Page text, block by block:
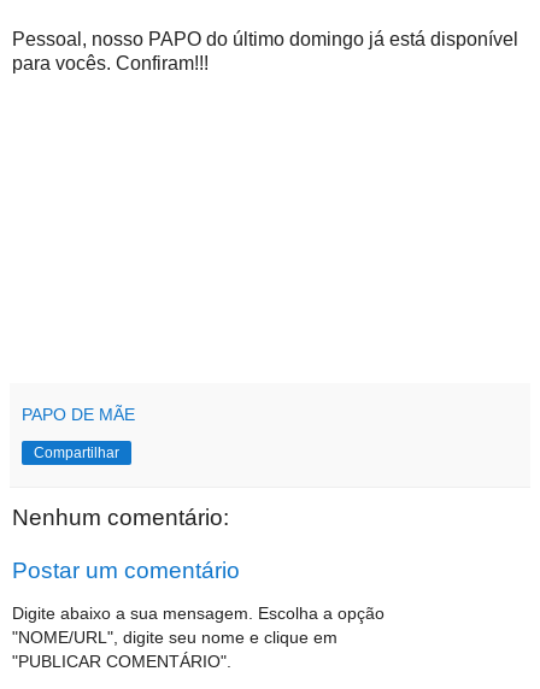
Pessoal, nosso PAPO do último domingo já está disponível
para vocês. Confiram!!!
PAPO DE MÃE
Compartilhar
Nenhum comentário:
Postar um comentário
Digite abaixo a sua mensagem. Escolha a opção
"NOME/URL", digite seu nome e clique em
"PUBLICAR COMENTÁRIO".